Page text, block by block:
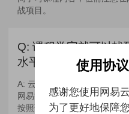
战项目。
Q: 课程学完就可以找
水平？
A: 云课堂不会向任何一位学
网易等头部公司招聘相关岗
按照课程要求能完整学习完
使用协
感谢您使用网易
为了更好地保障